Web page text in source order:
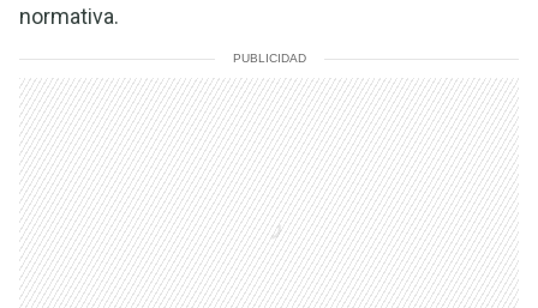
normativa.
PUBLICIDAD